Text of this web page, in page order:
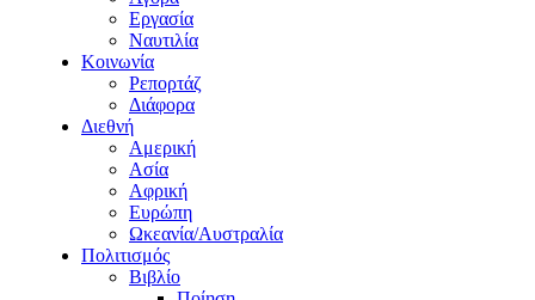
Εργασία
Ναυτιλία
Κοινωνία
Ρεπορτάζ
Διάφορα
Διεθνή
Αμερική
Ασία
Αφρική
Ευρώπη
Ωκεανία/Αυστραλία
Πολιτισμός
Βιβλίο